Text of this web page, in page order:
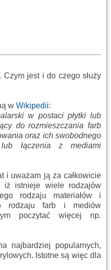
jest i do czego służy
w Wikipedii:
w postaci płytki lub
do rozmieszczania farb
oraz ich swobodnego
lub łączenia z mediami
i uważam ją za całkowicie
iż istnieje wiele rodzajów
rodzaju materiałów i
rodzaju farb i mediów
poczytać więcej np.
najbardziej popularnych,
Istotne są więc dla